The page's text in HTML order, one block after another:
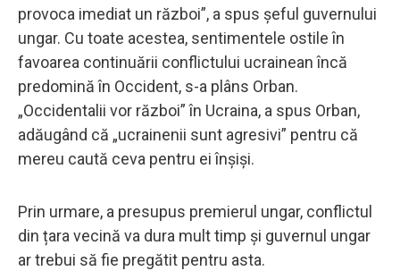
provoca imediat un război”, a spus șeful guvernului
ungar. Cu toate acestea, sentimentele ostile în
favoarea continuării conflictului ucrainean încă
predomină în Occident, s-a plâns Orban.
„Occidentalii vor război” în Ucraina, a spus Orban,
adăugând că „ucrainenii sunt agresivi” pentru că
mereu caută ceva pentru ei înșiși.
Prin urmare, a presupus premierul ungar, conflictul
din țara vecină va dura mult timp și guvernul ungar
ar trebui să fie pregătit pentru asta.